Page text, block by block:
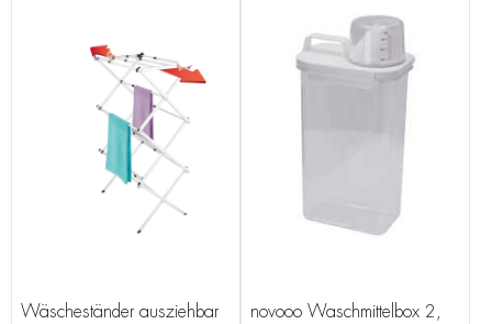
Wäscheständer ausziehbar
novooo Waschmittelbox 2,